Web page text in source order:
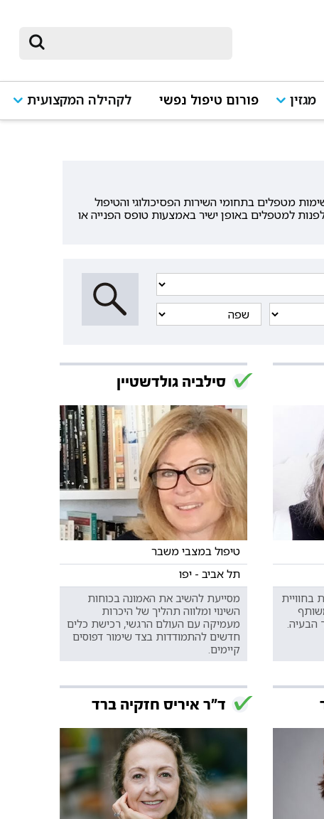
מגזין פורום טיפול נפשי לקהילה המקצועית
מטפלים בתחומי השירות הפסיכולוגי והטיפול
למטפלים באופן ישיר באמצעות טופס הפנייה או
בחוויית
הבעיה.
סילביה גולדשטיין
טיפול במצבי משבר
תל אביב - יפו
מסייעת להשיב את האמונה בכוחות
השינוי ומלווה תהליך של היכרות
מעמיקה עם העולם הרגשי, רכישת כלים
חדשים להתמודדות בצד שימור דפוסים
קיימים.
ד"ר איריס חזקיה ברד